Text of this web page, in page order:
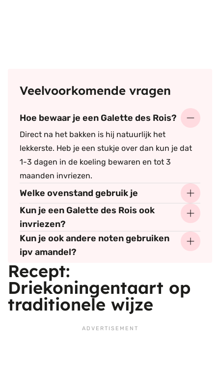
Veelvoorkomende vragen
Hoe bewaar je een Galette des Rois?
Direct na het bakken is hij natuurlijk het
lekkerste. Heb je een stukje over dan kun je dat
1-3 dagen in de koeling bewaren en tot 3
maanden invriezen.
Welke ovenstand gebruik je
Kun je een Galette des Rois ook
invriezen?
Kun je ook andere noten gebruiken
ipv amandel?
Recept:
Driekoningentaart op
traditionele wijze